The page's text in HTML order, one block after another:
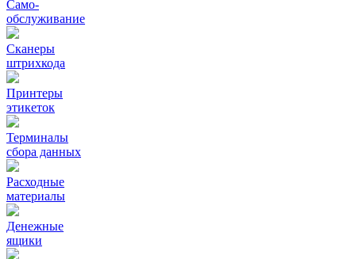
Само-
обслуживание
Сканеры
штрихкода
Принтеры
этикеток
Терминалы
сбора данных
Расходные
материалы
Денежные
ящики